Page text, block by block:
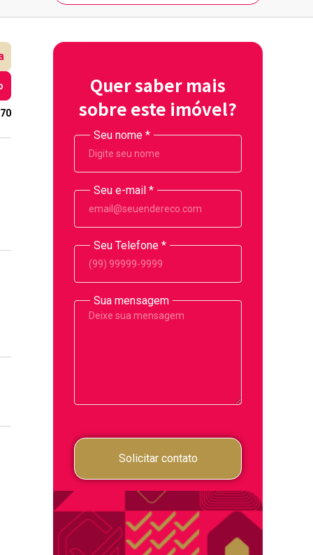
Quer saber mais
sobre este imóvel?
Seu nome *
Seu e-mail *
Seu Telefone *
Sua mensagem
Solicitar contato